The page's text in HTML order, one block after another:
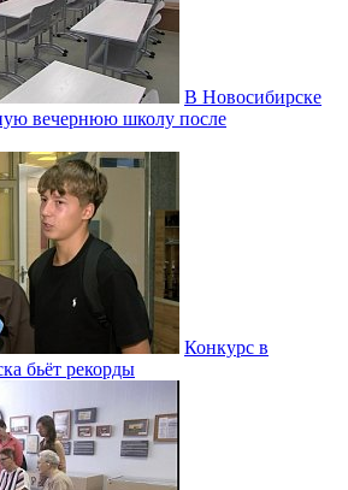
В Новосибирске
вечернюю школу после
Конкурс в
бьёт рекорды